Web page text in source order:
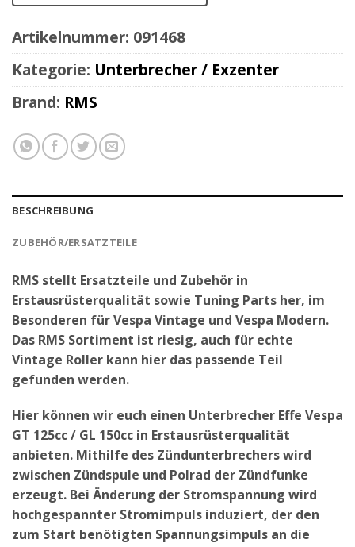
Artikelnummer: 091468
Kategorie: Unterbrecher / Exzenter
Brand: RMS
BESCHREIBUNG
ZUBEHÖR/ERSATZTEILE
RMS stellt Ersatzteile und Zubehör in
Erstausrüsterqualität sowie Tuning Parts her, im
Besonderen für Vespa Vintage und Vespa Modern.
Das RMS Sortiment ist riesig, auch für echte
Vintage Roller kann hier das passende Teil
gefunden werden.
Hier können wir euch einen Unterbrecher Effe Vespa
GT 125cc / GL 150cc in Erstausrüsterqualität
anbieten. Mithilfe des Zündunterbrechers wird
zwischen Zündspule und Polrad der Zündfunke
erzeugt. Bei Änderung der Stromspannung wird
hochgespannter Stromimpuls induziert, der den
zum Start benötigten Spannungsimpuls an die